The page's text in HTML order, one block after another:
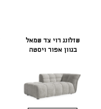
שזלונג רוי צד שמאל
בגוון אפור ויסטה